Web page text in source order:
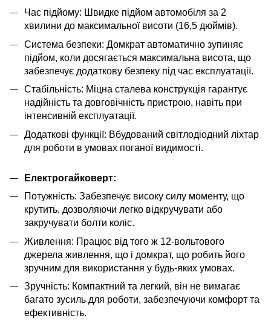
Час підйому: Швидке підйом автомобіля за 2
хвилини до максимальної висоти (16,5 дюймів).
Система безпеки: Домкрат автоматично зупиняє
підйом, коли досягається максимальна висота, що
забезпечує додаткову безпеку під час експлуатації.
Стабільність: Міцна сталева конструкція гарантує
надійність та довговічність пристрою, навіть при
інтенсивній експлуатації.
Додаткові функції: Вбудований світлодіодний ліхтар
для роботи в умовах поганої видимості.
Електрогайковерт:
Потужність: Забезпечує високу силу моменту, що
крутить, дозволяючи легко відкручувати або
закручувати болти коліс.
Живлення: Працює від того ж 12-вольтового
джерела живлення, що і домкрат, що робить його
зручним для використання у будь-яких умовах.
Зручність: Компактний та легкий, він не вимагає
багато зусиль для роботи, забезпечуючи комфорт та
ефективність.